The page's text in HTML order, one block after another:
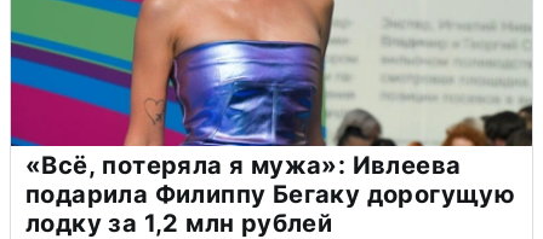
«Всё, потеряла я мужа»: Ивлеева
подарила Филиппу Бегаку дорогущую
лодку за 1,2 млн рублей